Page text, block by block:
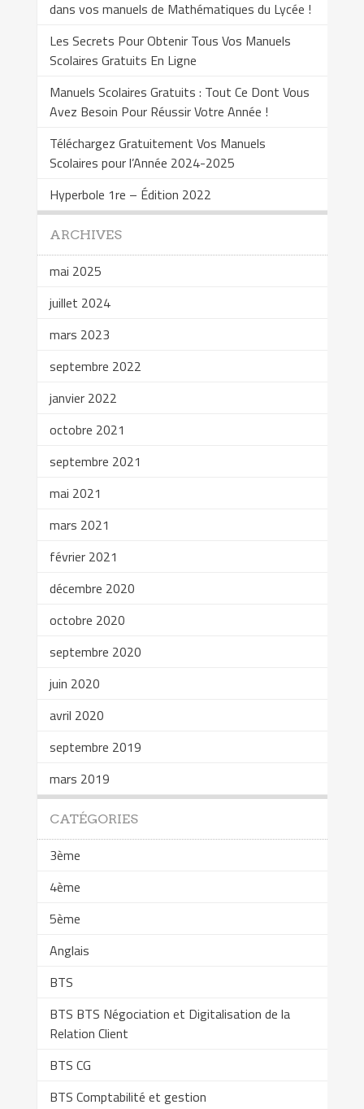
dans vos manuels de Mathématiques du Lycée !
Les Secrets Pour Obtenir Tous Vos Manuels
Scolaires Gratuits En Ligne
Manuels Scolaires Gratuits : Tout Ce Dont Vous
Avez Besoin Pour Réussir Votre Année !
Téléchargez Gratuitement Vos Manuels
Scolaires pour l’Année 2024-2025
Hyperbole 1re – Édition 2022
ARCHIVES
mai 2025
juillet 2024
mars 2023
septembre 2022
janvier 2022
octobre 2021
septembre 2021
mai 2021
mars 2021
février 2021
décembre 2020
octobre 2020
septembre 2020
juin 2020
avril 2020
septembre 2019
mars 2019
CATÉGORIES
3ème
4ème
5ème
Anglais
BTS
BTS BTS Négociation et Digitalisation de la
Relation Client
BTS CG
BTS Comptabilité et gestion